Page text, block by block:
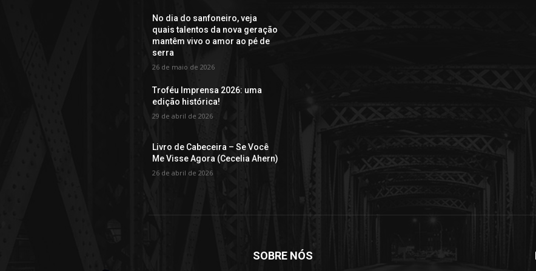
No dia do sanfoneiro, veja
quais talentos da nova geração
mantêm vivo o amor ao pé de
serra
26 de maio de 2026
Troféu Imprensa 2026: uma
edição histórica!
29 de abril de 2026
Livro de Cabeceira – Se Você
Me Visse Agora (Cecelia Ahern)
26 de abril de 2026
SOBRE NÓS